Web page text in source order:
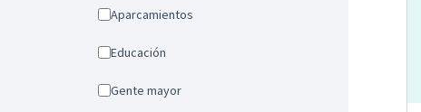
Aparcamientos
Educación
Gente mayor